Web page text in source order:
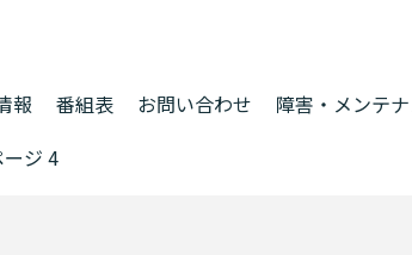
報 番組表 お問い合わせ
障害・メンテ
ジ 4